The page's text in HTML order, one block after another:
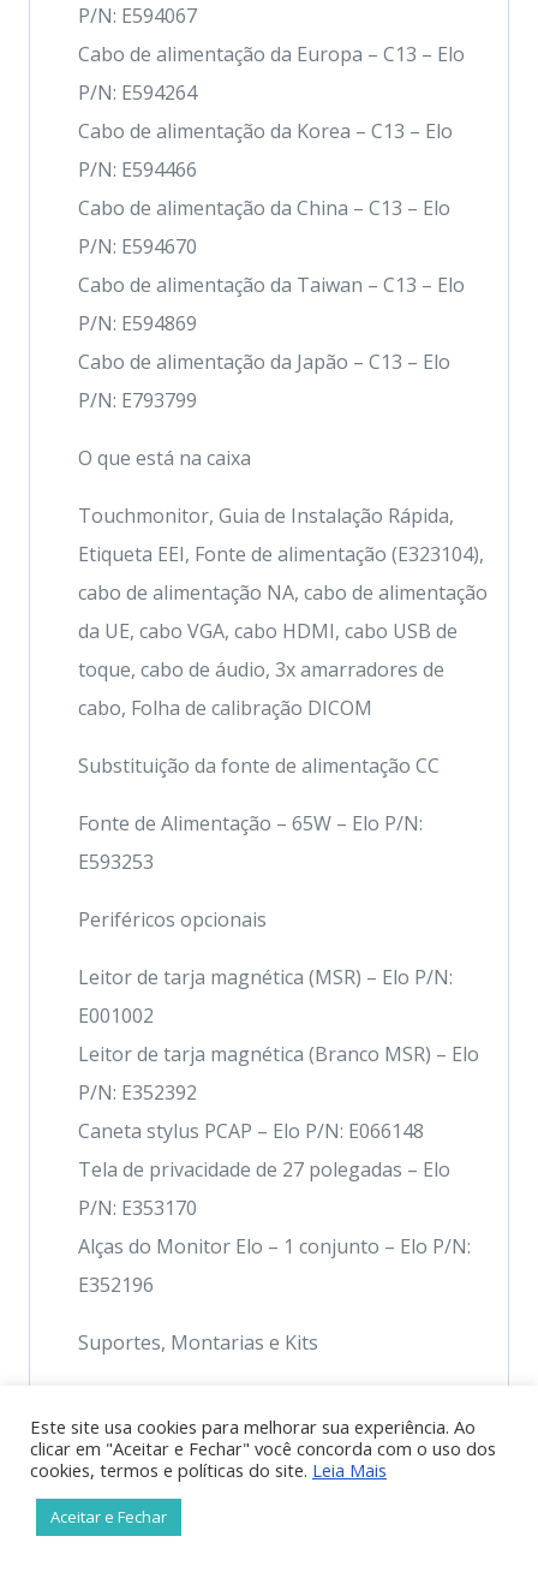
P/N: E594067
Cabo de alimentação da Europa – C13 – Elo
P/N: E594264
Cabo de alimentação da Korea – C13 – Elo
P/N: E594466
Cabo de alimentação da China – C13 – Elo
P/N: E594670
Cabo de alimentação da Taiwan – C13 – Elo
P/N: E594869
Cabo de alimentação da Japão – C13 – Elo
P/N: E793799
O que está na caixa
Touchmonitor, Guia de Instalação Rápida,
Etiqueta EEI, Fonte de alimentação (E323104),
cabo de alimentação NA, cabo de alimentação
da UE, cabo VGA, cabo HDMI, cabo USB de
toque, cabo de áudio, 3x amarradores de
cabo, Folha de calibração DICOM
Substituição da fonte de alimentação CC
Fonte de Alimentação – 65W – Elo P/N:
E593253
Periféricos opcionais
Leitor de tarja magnética (MSR) – Elo P/N:
E001002
Leitor de tarja magnética (Branco MSR) – Elo
P/N: E352392
Caneta stylus PCAP – Elo P/N: E066148
Tela de privacidade de 27 polegadas – Elo
P/N: E353170
Alças do Monitor Elo – 1 conjunto – Elo P/N:
E352196
Suportes, Montarias e Kits
Suporte de estante (75mm ou 100mm VESA) –
Elo N/P: E043382
Suporte de montagem em poste (75mm ou
Este site usa cookies para melhorar sua experiência. Ao
clicar em "Aceitar e Fechar" você concorda com o uso dos
cookies, termos e políticas do site. Leia Mais
Aceitar e Fechar